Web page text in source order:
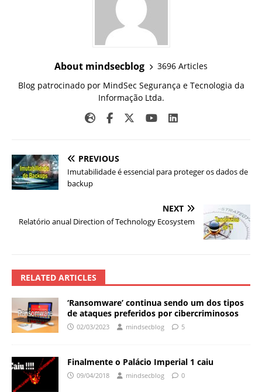
About mindsecblog
3696 Articles
Blog patrocinado por MindSec Segurança e Tecnologia da
Informação Ltda.
PREVIOUS
Imutabilidade é essencial para proteger os dados de
backup
NEXT
Relatório anual Direction of Technology Ecosystem
RELATED ARTICLES
‘Ransomware’ continua sendo um dos tipos
de ataques preferidos por cibercriminosos
02/03/2023 mindsecblog 5
Finalmente o Palácio Imperial 1 caiu
09/04/2018 mindsecblog 0